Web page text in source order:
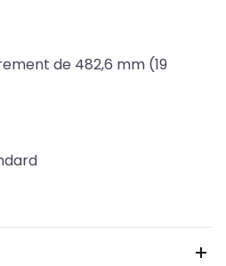
de 482,6 mm (19